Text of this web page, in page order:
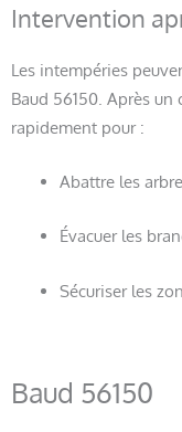
Intervention
Les intempéries
Baud 56150. Après
rapidement pour :
Abattre les
Évacuer les
Sécuriser les
Baud 56150